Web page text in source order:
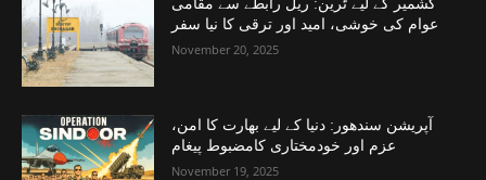
کشمیر کے لیے ٹرین: ریل رابطے سے مقامی
عوام کی خوشی، امید اور ترقی کا نیا سفر
November 20, 2025
آپریشن سندھور: دنیا کے لیے بھارت کا امن،
عزم اور خودمختاری کامضبوط پیغام
November 19, 2025